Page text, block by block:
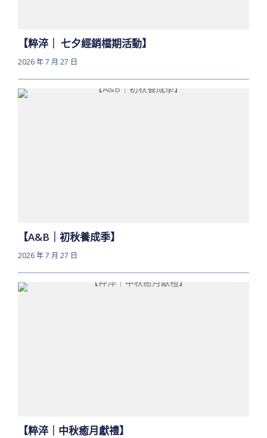
【粹淬｜ 七夕經銷檔期活動】
2026 年 7 月 27 日
【A&B｜初秋養成季】
2026 年 7 月 27 日
【粹淬｜中秋癒月獻禮】